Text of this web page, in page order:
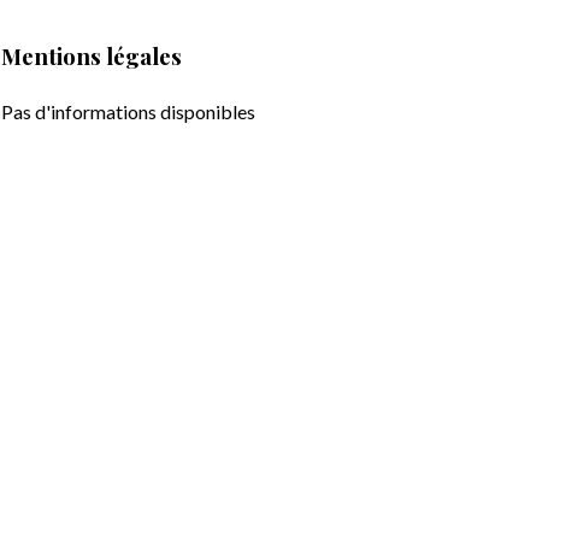
Mentions légales
Pas d'informations disponibles